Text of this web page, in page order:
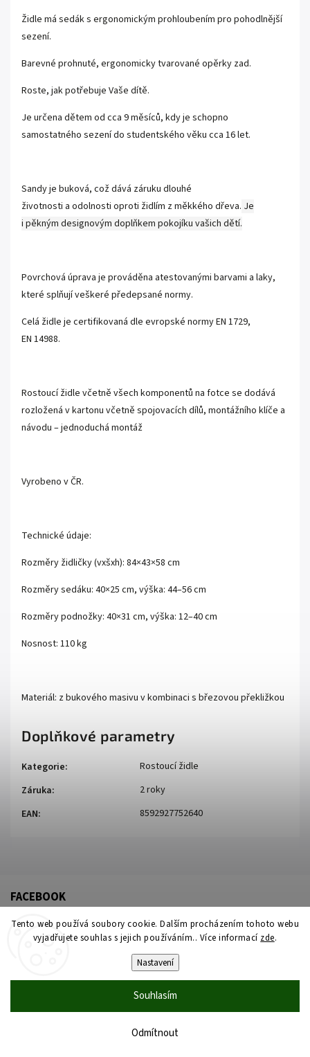
Tento web používá soubory cookie. Dalším procházením tohoto webu
vyjadřujete souhlas s jejich používáním.. Více informací zde.
Nastavení
Odmítnout
Souhlasím
Židle má sedák s ergonomickým prohloubením pro pohodlnější
sezení.
Barevné prohnuté, ergonomicky tvarované opěrky zad.
Roste, jak potřebuje Vaše dítě.
Je určena dětem od cca 9 měsíců, kdy je schopno
samostatného sezení do studentského věku cca 16 let.
Sandy je buková, což dává záruku dlouhé
životnosti a odolnosti oproti židlím z měkkého dřeva. Je
i pěkným designovým doplňkem pokojíku vašich dětí.
Povrchová úprava je prováděna atestovanými barvami a laky,
které splňují veškeré předepsané normy.
Celá židle je certifikovaná dle evropské normy EN 1729,
EN 14988.
Rostoucí židle včetně všech komponentů na fotce se dodává
rozložená v kartonu včetně spojovacích dílů, montážního klíče a
návodu – jednoduchá montáž
Vyrobeno v ČR.
Technické údaje:
Rozměry židličky (vxšxh): 84×43×58 cm
Rozměry sedáku: 40×25 cm, výška: 44–56 cm
Rozměry podnožky: 40×31 cm, výška: 12–40 cm
Nosnost: 110 kg
Materiál: z bukového masivu v kombinaci s březovou překližkou
Doplňkové parametry
Kategorie:
Rostoucí židle
Záruka:
2 roky
EAN: 8592927752640
FACEBOOK
Copyright 2026Židleproděti. Všechna práva vyhrazena.
Shoptet| Design